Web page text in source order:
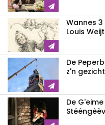
Wannes
Louis
De
z'n
De